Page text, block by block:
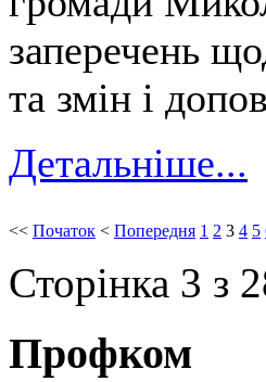
заперечень
та змін і
Детальніше...
<< Початок < Попередня 1 2 3 4 5
Сторінка 3 з
Профком